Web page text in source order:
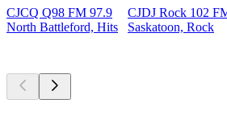
CJCQ Q98 FM 97.9
North Battleford, Hits
CJDJ Rock 102
Saskatoon, Rock